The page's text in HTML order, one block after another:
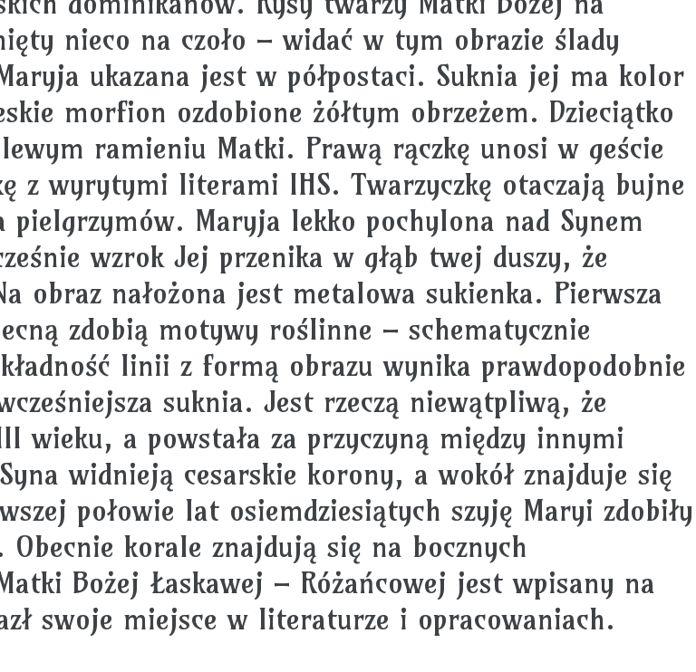
nieco na czoło – widać w tym obrazie ślady
ukazana jest w półpostaci. Suknia jej ma kolor
morfion ozdobione żółtym obrzeżem. Dzieciątko
ramieniu Matki. Prawą rączkę unosi w geście
z wyrytymi literami IHS. Twarzyczkę otaczają bujne
pielgrzymów. Maryja lekko pochylona nad Synem
wzrok Jej przenika w głąb twej duszy, że
obraz nałożona jest metalowa sukienka. Pierwsza
zdobią motywy roślinne – schematycznie
linii z formą obrazu wynika prawdopodobnie
suknia. Jest rzeczą niewątpliwą, że
wieku, a powstała za przyczyną między innymi
widnieją cesarskie korony, a wokół znajduje się
połowie lat osiemdziesiątych szyję Maryi zdobiły
korale znajdują się na bocznych
Bożej Łaskawej – Różańcowej jest wpisany na
swoje miejsce w literaturze i opracowaniach.